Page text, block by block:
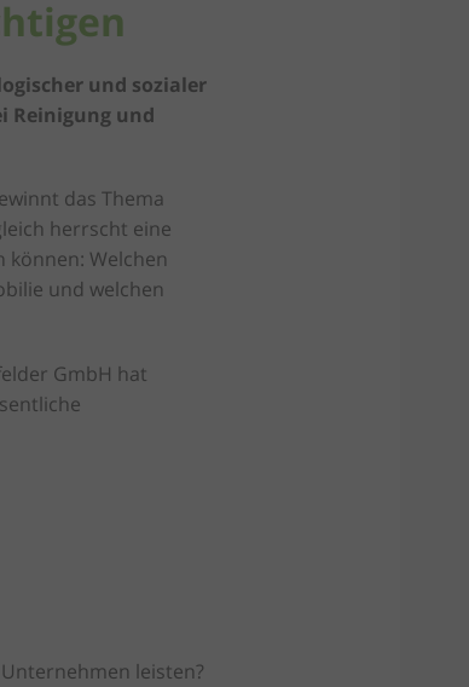
und sozialer
Reinigung und
das Thema
herrscht eine
Welchen
und welchen
GmbH hat
leisten?